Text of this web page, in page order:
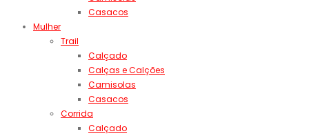
Casacos
Mulher
Trail
Calçado
Calças e Calções
Camisolas
Casacos
Corrida
Calçado